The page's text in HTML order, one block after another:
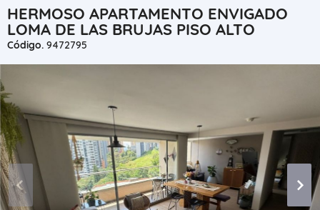
HERMOSO APARTAMENTO ENVIGADO
LOMA DE LAS BRUJAS PISO ALTO
Código. 9472795